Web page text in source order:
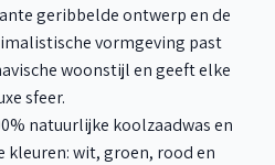
geribbelde ontwerp en de
vormgeving past
woonstijl en geeft elke
sfeer.
natuurlijke koolzaadwas en
wit, groen, rood en